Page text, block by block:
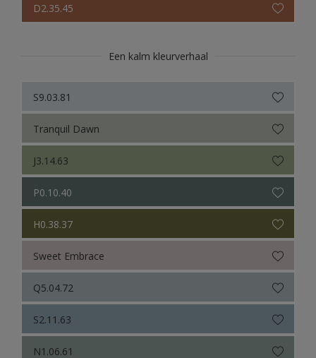
D2.35.45
Een kalm kleurverhaal
S9.03.81
Tranquil Dawn
J3.14.63
P0.10.40
H0.38.37
Sweet Embrace
Q5.04.72
S2.11.63
N1.06.61